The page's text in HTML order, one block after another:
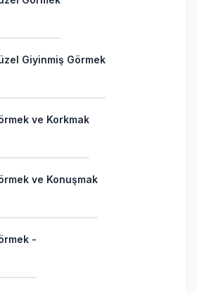
Giyinmiş Görmek
ve Korkmak
ve Konuşmak
-